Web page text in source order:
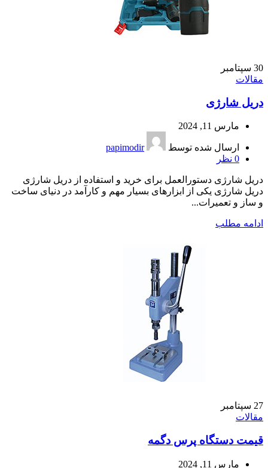
30 سپتامبر
مقالات
دریل شارژی
مارس 11, 2024
ارسال شده توسط
papimodir
0 نظر
دریل شارژی دستورالعمل برای خرید و استفاده از دریل شارژی
دریل شارژی یکی از ابزارهای بسیار مهم و کارآمد در دنیای ساخت
و ساز و تعمیرات...
ادامه مطلب
27 سپتامبر
مقالات
قیمت دستگاه پرس دگمه
مارس 11, 2024